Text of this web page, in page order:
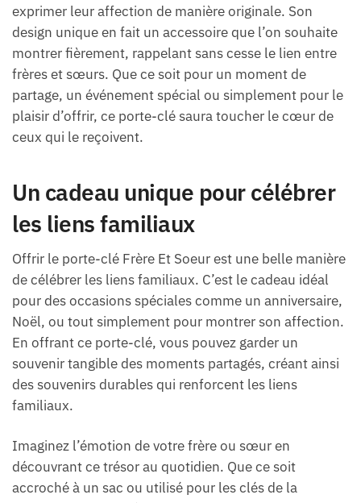
exprimer leur affection de manière originale. Son
design unique en fait un accessoire que l’on souhaite
montrer fièrement, rappelant sans cesse le lien entre
frères et sœurs. Que ce soit pour un moment de
partage, un événement spécial ou simplement pour le
plaisir d’offrir, ce porte-clé saura toucher le cœur de
ceux qui le reçoivent.
Un cadeau unique pour célébrer
les liens familiaux
Offrir le porte-clé Frère Et Soeur est une belle manière
de célébrer les liens familiaux. C’est le cadeau idéal
pour des occasions spéciales comme un anniversaire,
Noël, ou tout simplement pour montrer son affection.
En offrant ce porte-clé, vous pouvez garder un
souvenir tangible des moments partagés, créant ainsi
des souvenirs durables qui renforcent les liens
familiaux.
Imaginez l’émotion de votre frère ou sœur en
découvrant ce trésor au quotidien. Que ce soit
accroché à un sac ou utilisé pour les clés de la